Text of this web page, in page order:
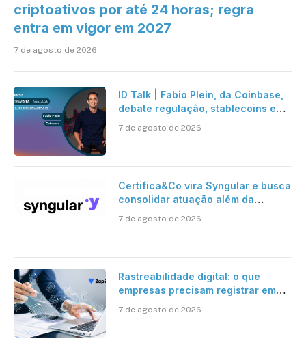
criptoativos por até 24 horas; regra
entra em vigor em 2027
7 de agosto de 2026
ID Talk | Fabio Plein, da Coinbase,
debate regulação, stablecoins e
7 de agosto de 2026
Certifica&Co vira Syngular e busca
consolidar atuação além da
7 de agosto de 2026
Rastreabilidade digital: o que
empresas precisam registrar em
7 de agosto de 2026